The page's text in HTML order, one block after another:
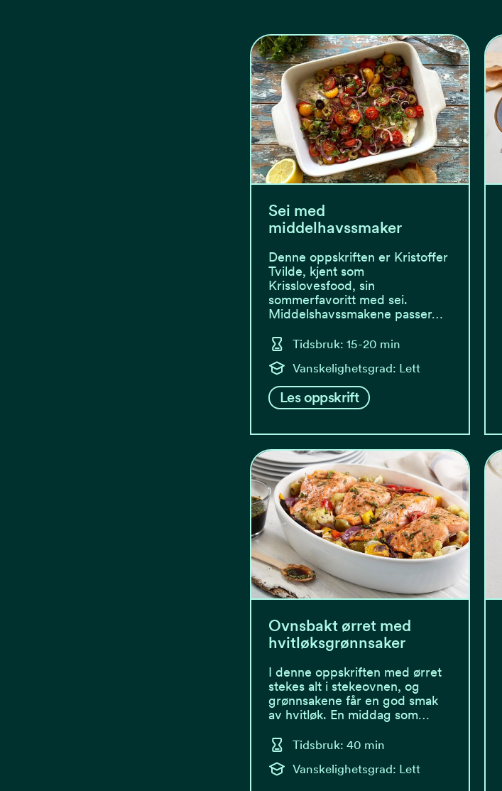
Sei med
middelhavssmaker
Denne oppskriften er Kristoffer
Tvilde, kjent som
Krisslovesfood, sin
sommerfavoritt med sei.
Middelshavssmakene passer…
Tidsbruk: 15-20 min
Vanskelighetsgrad: Lett
Les oppskrift
Ovnsbakt ørret med
hvitløksgrønnsaker
I denne oppskriften med ørret
stekes alt i stekeovnen, og
grønnsakene får en god smak
av hvitløk. En middag som…
Tidsbruk: 40 min
Vanskelighetsgrad: Lett